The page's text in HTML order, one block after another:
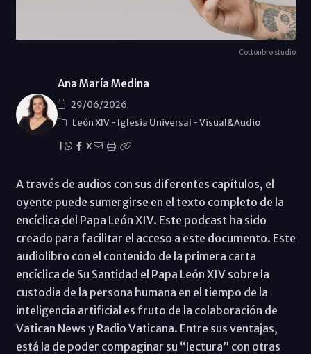
Cottonbro studio
Ana María Medina
29/06/2026
León XIV- Iglesia Universal -Visual&Audio
X
A través de audios con sus diferentes capítulos, el
oyente puede sumergirse en el texto completo de la
encíclica del Papa León XIV. Este podcast ha sido
creado para facilitar el acceso a este documento. Este
audiolibro con el contenido de la primera carta
encíclica de Su Santidad el Papa León XIV sobre la
custodia de la persona humana en el tiempo de la
inteligencia artificial es fruto de la colaboración de
Vatican News y Radio Vaticana. Entre sus ventajas,
está la de poder compaginar su “lectura” con otras